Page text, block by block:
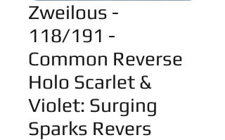
Zweilous -
118/191 -
Common Reverse
Holo Scarlet &
Violet: Surging
Sparks Revers